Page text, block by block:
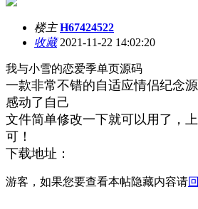
楼主 H67424522
收藏2021-11-22 14:02:20
我与小雪的恋爱季单页源码
一款非常不错的自适应情侣纪念
感动了自己
文件简单修改一下就可以用了，
可！
下载地址：
游客，如果您要查看本帖隐藏内容请